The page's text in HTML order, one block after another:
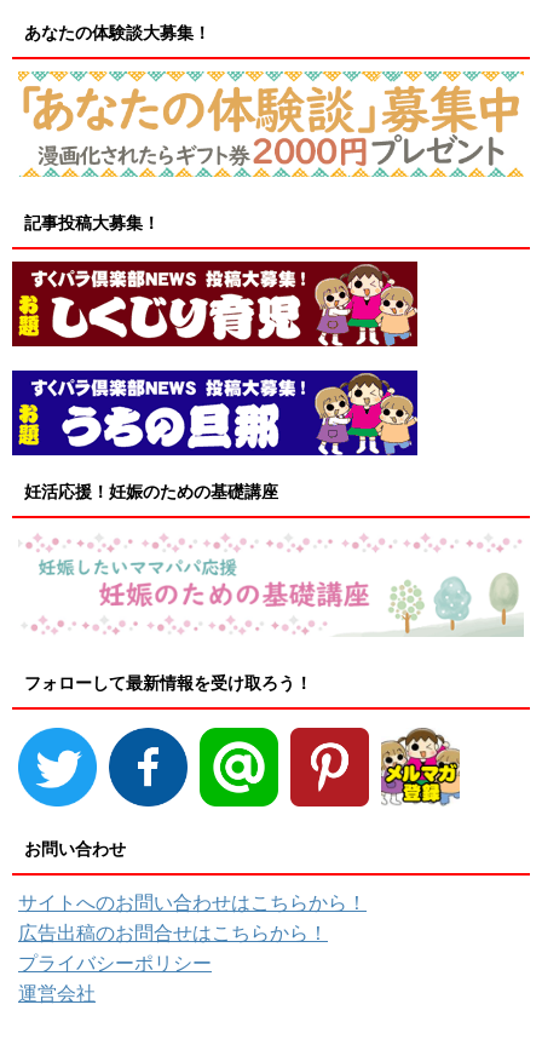
あなたの体験談大募集！
記事投稿大募集！
妊活応援！妊娠のための基礎講座
フォローして最新情報を受け取ろう！
お問い合わせ
サイトへのお問い合わせはこちらから！
広告出稿のお問合せはこちらから！
プライバシーポリシー
運営会社